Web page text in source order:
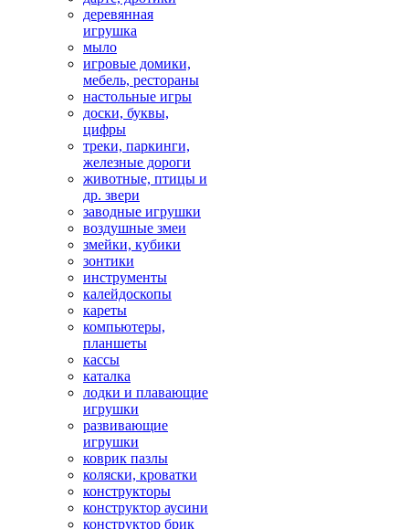
деревянная
игрушка
мыло
игровые домики,
мебель, рестораны
настольные игры
доски, буквы,
цифры
треки, паркинги,
железные дороги
животные, птицы и
др. звери
заводные игрушки
воздушные змеи
змейки, кубики
зонтики
инструменты
калейдоскопы
кареты
компьютеры,
планшеты
кассы
каталка
лодки и плавающие
игрушки
развивающие
игрушки
коврик пазлы
коляски, кроватки
конструкторы
конструктор аусини
конструктор брик